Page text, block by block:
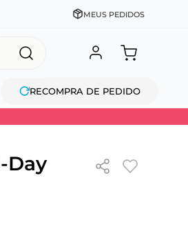
SE GANHE 10% NA PRIMEIRA COMPRA +
MEUS PEDIDOS
RECOMPRA DE PEDIDO
Day